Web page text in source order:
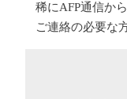
稀にAFP通信か
ご連絡の必要な